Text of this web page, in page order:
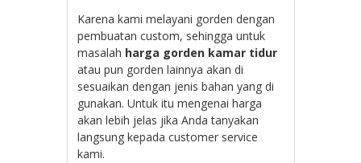
Karena kami melayani gorden dengan
pembuatan custom, sehingga untuk
masalah harga gorden kamar tidur
atau pun gorden lainnya akan di
sesuaikan dengan jenis bahan yang di
gunakan. Untuk itu mengenai harga
akan lebih jelas jika Anda tanyakan
langsung kepada customer service
kami.